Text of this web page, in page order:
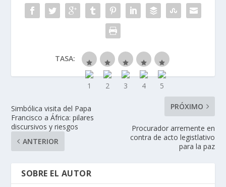
TASA:
Simbólica visita del Papa
Francisco a África: pilares
discursivos y riesgos
ANTERIOR
PRÓXIMO
Procurador arremente en
contra de acto legistlativo
para la paz
SOBRE EL AUTOR